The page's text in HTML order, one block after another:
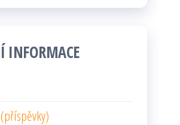
INFORMACE